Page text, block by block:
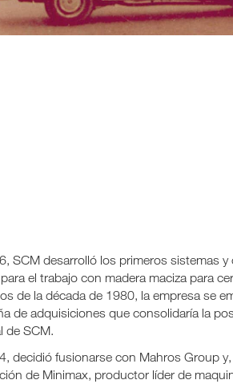
SCM desarrolló los primeros sistemas y
el trabajo con madera maciza para
de la década de 1980, la empresa se
de adquisiciones que consolidaría la
de SCM.
decidió fusionarse con Mahros Group
de Minimax, productor líder de